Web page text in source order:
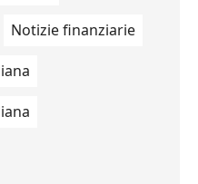
Notizie finanziarie